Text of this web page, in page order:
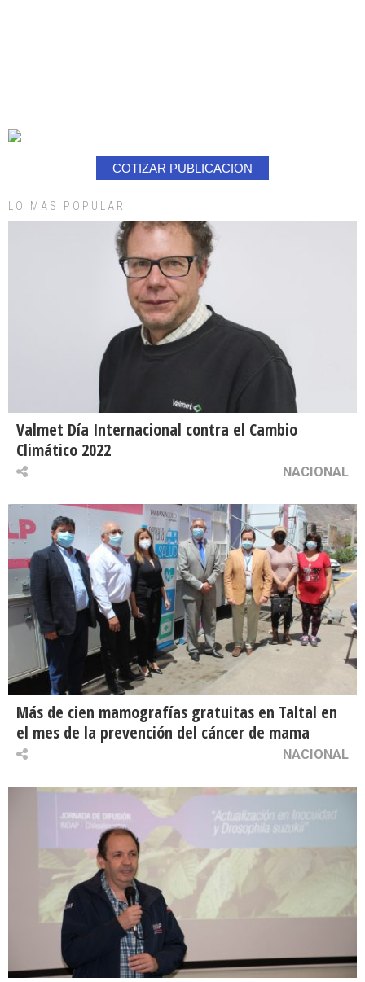
COTIZAR PUBLICACION
LO MAS POPULAR
Valmet Día Internacional contra el Cambio
Climático 2022
NACIONAL
Más de cien mamografías gratuitas en Taltal en
el mes de la prevención del cáncer de mama
NACIONAL